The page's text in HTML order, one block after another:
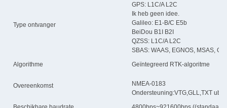
Type ontvanger
GPS: L1C/A L2C
Ik heb geen idee.
Galileo: E1-B/C E5b
BeiDou B1I B2I
QZSS: L1C/A L2C
SBAS: WAAS, EGNOS, MSAS,
Algorithme
Geïntegreerd RTK-algoritme
Overeenkomst
NMEA-0183
Ondersteuning:VTG,GLL,TXT